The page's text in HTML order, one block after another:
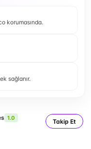
korumasında.
sağlanır.
1.0 Takip Et